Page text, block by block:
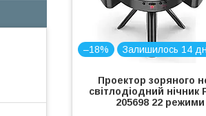
–18% Залишилось 14
Проектор зоряного
світлодіодний нічник
205698 22 режими